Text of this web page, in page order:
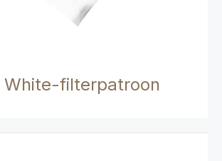
White-filterpatroon